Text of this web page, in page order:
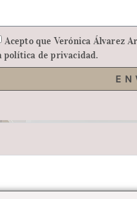
Acepto que Verónica Álvarez
política de privacidad.